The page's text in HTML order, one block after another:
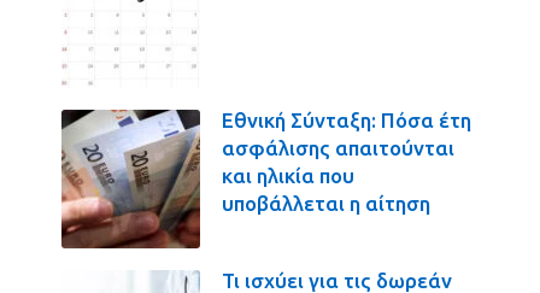
Εθνική Σύνταξη: Πόσα έτη
ασφάλισης απαιτούνται
και ηλικία που
υποβάλλεται η αίτηση
Τι ισχύει για τις δωρεάν